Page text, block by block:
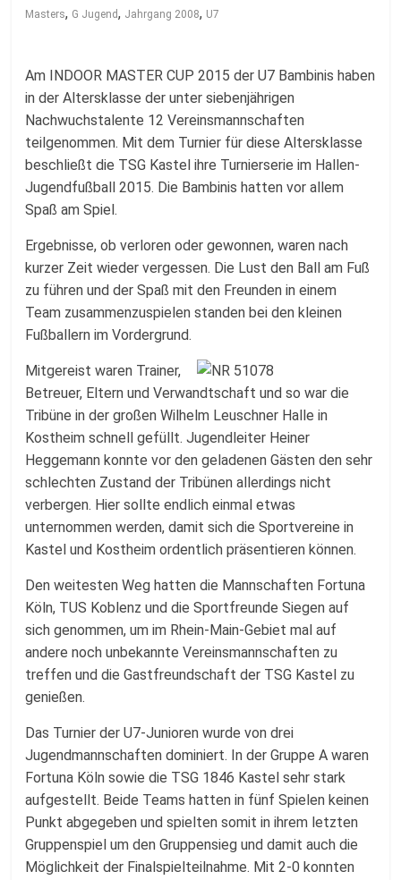
Masters, G Jugend, Jahrgang 2008, U7
Am INDOOR MASTER CUP 2015 der U7 Bambinis haben
in der Altersklasse der unter siebenjährigen
Nachwuchstalente 12 Vereinsmannschaften
teilgenommen. Mit dem Turnier für diese Altersklasse
beschließt die TSG Kastel ihre Turnierserie im Hallen-
Jugendfußball 2015. Die Bambinis hatten vor allem
Spaß am Spiel.
Ergebnisse, ob verloren oder gewonnen, waren nach
kurzer Zeit wieder vergessen. Die Lust den Ball am Fuß
zu führen und der Spaß mit den Freunden in einem
Team zusammenzuspielen standen bei den kleinen
Fußballern im Vordergrund.
Mitgereist waren Trainer,
Betreuer, Eltern und Verwandtschaft und so war die
Tribüne in der großen Wilhelm Leuschner Halle in
Kostheim schnell gefüllt. Jugendleiter Heiner
Heggemann konnte vor den geladenen Gästen den sehr
schlechten Zustand der Tribünen allerdings nicht
verbergen. Hier sollte endlich einmal etwas
unternommen werden, damit sich die Sportvereine in
Kastel und Kostheim ordentlich präsentieren können.
Den weitesten Weg hatten die Mannschaften Fortuna
Köln, TUS Koblenz und die Sportfreunde Siegen auf
sich genommen, um im Rhein-Main-Gebiet mal auf
andere noch unbekannte Vereinsmannschaften zu
treffen und die Gastfreundschaft der TSG Kastel zu
genießen.
Das Turnier der U7-Junioren wurde von drei
Jugendmannschaften dominiert. In der Gruppe A waren
Fortuna Köln sowie die TSG 1846 Kastel sehr stark
aufgestellt. Beide Teams hatten in fünf Spielen keinen
Punkt abgegeben und spielten somit in ihrem letzten
Gruppenspiel um den Gruppensieg und damit auch die
Möglichkeit der Finalspielteilnahme. Mit 2-0 konnten